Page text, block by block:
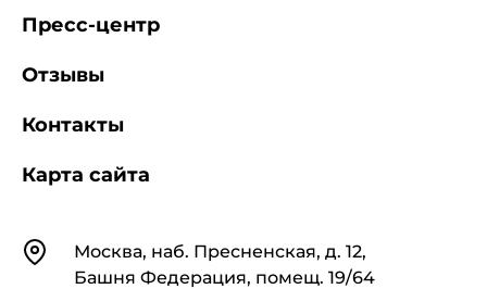
КонтактыМосква, наб. Пресненская, д. 12,
Башня Федерация, помещ. 19/64
Пресс-центр
Отзывы
Контакты
Карта сайта